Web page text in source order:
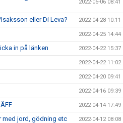
2022-05-06 08:41
eller Di Leva? 2022-04-28 10:11
2022-04-25 14:44
in på länken 2022-04-22 15:37
2022-04-22 11:02
2022-04-20 09:41
2022-04-16 09:39
2022-04-14 17:49
med jord, gödning etc 2022-04-12 08:08